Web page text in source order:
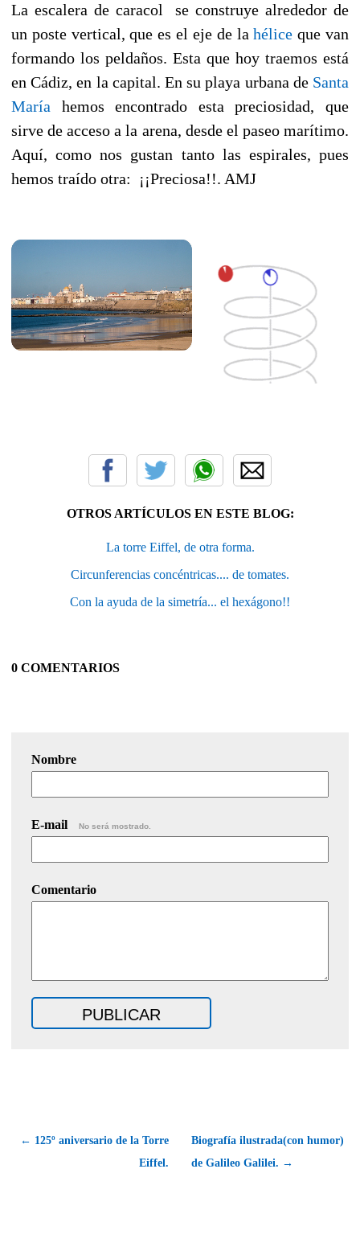
La escalera de caracol se construye alrededor de
un poste vertical, que es el eje de lahélice que van
formando los peldaños. Esta que hoy traemos está
en Cádiz, en la capital. En su playa urbana de Santa
María hemos encontrado esta preciosidad, que
sirve de acceso a la arena, desde el paseo marítimo.
Aquí, como nos gustan tanto las espirales, pues
hemos traído otra: ¡¡Preciosa!!. AMJ
OTROS ARTÍCULOS EN ESTE BLOG:
La torre Eiffel, de otra forma.
Circunferencias concéntricas.... de tomates.
Con la ayuda de la simetría... el hexágono!!
0 COMENTARIOS
Nombre
E-mail No será mostrado.
Comentario
← 125º aniversario de la Torre
Eiffel.
Biografía ilustrada(con humor)
de Galileo Galilei. →